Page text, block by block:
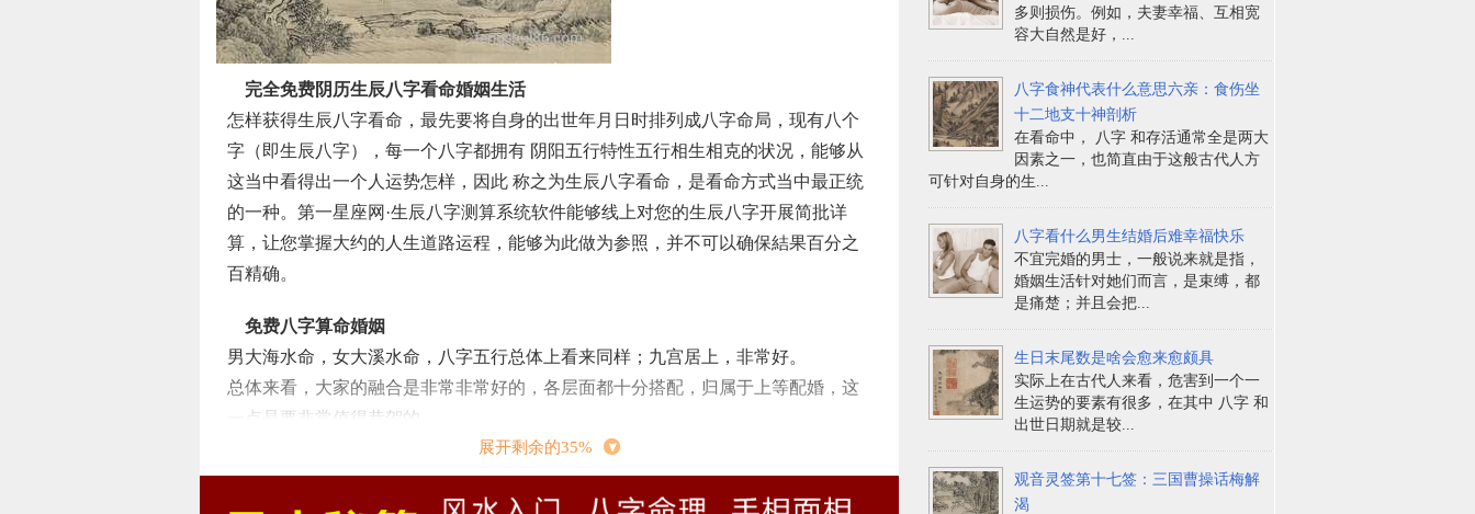
完全免费阴历生辰八字看命婚姻生活
怎样获得生辰八字看命，最先要将自身的出世年月日时排列成八字命局，现有八个
字（即生辰八字），每一个八字都拥有 阴阳五行特性五行相生相克的状况，能够从
这当中看得出一个人运势怎样，因此 称之为生辰八字看命，是看命方式当中最正统
的一种。第一星座网·生辰八字测算系统软件能够线上对您的生辰八字开展简批详
算，让您掌握大约的人生道路运程，能够为此做为参照，并不可以确保結果百分之
百精确。
免费八字算命婚姻
男大海水命，女大溪水命，八字五行总体上看来同样；九宫居上，非常好。
总体来看，大家的融合是非常非常好的，各层面都十分搭配，归属于上等配婚，这
一点是要非常值得恭贺的。
大家的吉方月 抄是农历二月八月。
阴历2013年上等婚娶吉日以下：
展开剩余的35%
多则损伤。例如，夫妻幸福、互相宽
容大自然是好，...
八字食神代表什么意思六亲：食伤坐
十二地支十神剖析
在看命中， 八字 和存活通常全是两大
因素之一，也简直由于这般古代人方
可针对自身的生...
八字看什么男生结婚后难幸福快乐
不宜完婚的男士，一般说来就是指，
婚姻生活针对她们而言，是束缚，都
是痛楚；并且会把...
生日末尾数是啥会愈来愈颇具
实际上在古代人来看，危害到一个一
生运势的要素有很多，在其中 八字 和
出世日期就是较...
观音灵签第十七签：三国曹操话梅解
渴